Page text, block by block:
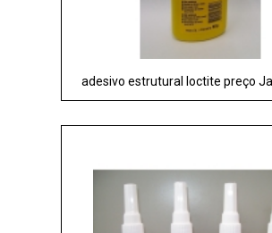
adesivo estrutural loctite preço